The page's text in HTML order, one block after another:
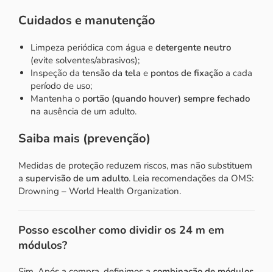
Cuidados e manutenção
Limpeza periódica com água e detergente neutro
(evite solventes/abrasivos);
Inspeção da tensão da tela e pontos de fixação a cada
período de uso;
Mantenha o portão (quando houver) sempre fechado
na ausência de um adulto.
Saiba mais (prevenção)
Medidas de proteção reduzem riscos, mas não substituem
a supervisão de um adulto. Leia recomendações da OMS:
Drowning – World Health Organization.
Posso escolher como dividir os 24 m em
módulos?